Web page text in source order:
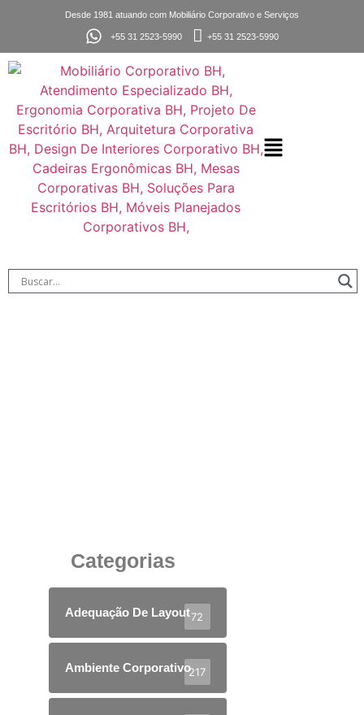
Desde 1981 atuando com Mobiliário Corporativo e Serviços
+55 31 2523-5990 +55 31 2523-5990
Categorias
Adequação De Layout72
Ambiente Corporativo217